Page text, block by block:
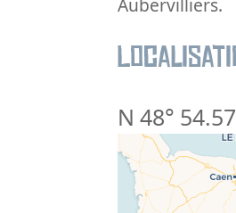
Aubervilliers.
N 48°